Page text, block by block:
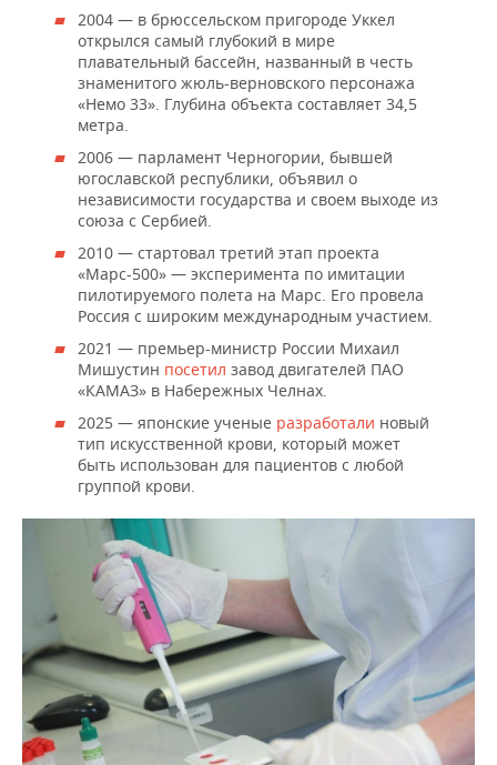
2004 — в брюссельском пригороде Уккел
открылся самый глубокий в мире
плавательный бассейн, названный в честь
знаменитого жюль-верновского персонажа
«Немо 33». Глубина объекта составляет 34,5
метра.
2006 — парламент Черногории, бывшей
югославской республики, объявил о
независимости государства и своем выходе из
союза с Сербией.
2010 — стартовал третий этап проекта
«Марс-500» — эксперимента по имитации
пилотируемого полета на Марс. Его провела
Россия с широким международным участием.
2021 — премьер-министр России Михаил
Мишустин посетил завод двигателей ПАО
«КАМАЗ» в Набережных Челнах.
2025 — японские ученые разработали новый
тип искусственной крови, который может
быть использован для пациентов с любой
группой крови.